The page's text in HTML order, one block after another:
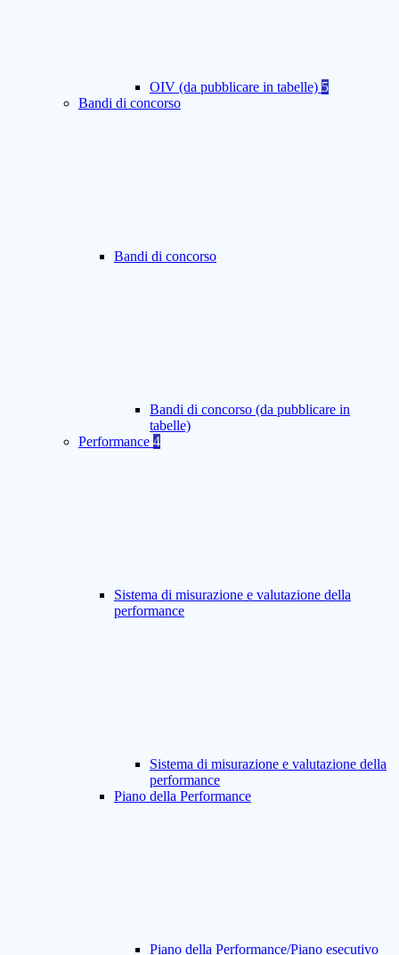
OIV (da pubblicare in tabelle) 5
Bandi di concorso
Bandi di concorso
Bandi di concorso (da pubblicare in
tabelle)
Performance 4
Sistema di misurazione e valutazione della
performance
Sistema di misurazione e valutazione della
performance
Piano della Performance
Piano della Performance/Piano esecutivo